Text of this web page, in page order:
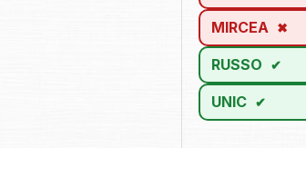
MIRCEA
RUSSO
UNIC